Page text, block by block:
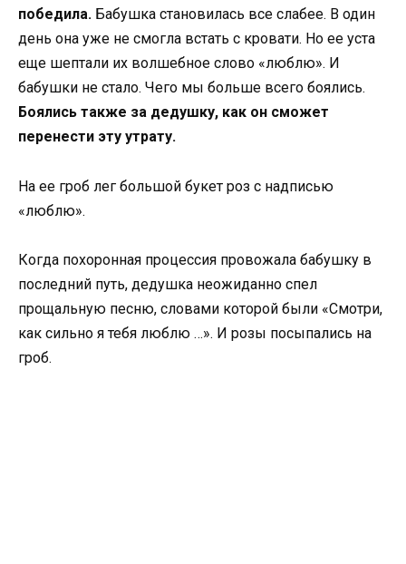
победила. Бабушка становилась все слабее. В один
день она уже не смогла встать с кровати. Но ее уста
еще шептали их волшебное слово «люблю». И
бабушки не стало. Чего мы больше всего боялись.
Боялись также за дедушку, как он сможет
перенести эту утрату.
На ее гроб лег большой букет роз с надписью
«люблю».
Когда похоронная процессия провожала бабушку в
последний путь, дедушка неожиданно спел
прощальную песню, словами которой были «Смотри,
как сильно я тебя люблю …». И розы посыпались на
гроб.